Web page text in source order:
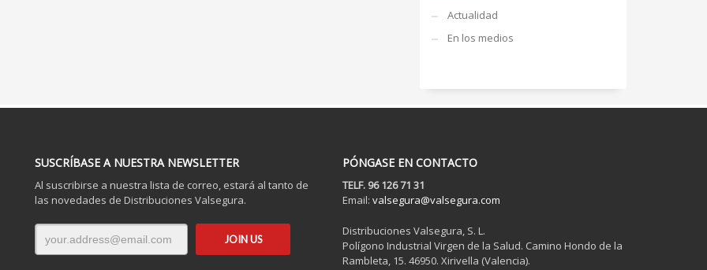
Actualidad
En los medios
SUSCRÍBASE A NUESTRA NEWSLETTER
Al suscribirse a nuestra lista de correo, estará al tanto de
las novedades de Distribuciones Valsegura.
PÓNGASE EN CONTACTO
TELF. 96 126 71 31
Email: valsegura@valsegura.com
Distribuciones Valsegura, S. L.
Polígono Industrial Virgen de la Salud. Camino Hondo de la
Rambleta, 15. 46950. Xirivella (Valencia).